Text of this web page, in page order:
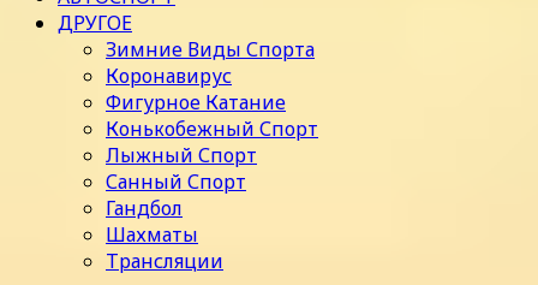
ДРУГОЕ
Зимние Виды Спорта
Коронавирус
Фигурное Катание
Конькобежный Спорт
Лыжный Спорт
Санный Спорт
Гандбол
Шахматы
Трансляции